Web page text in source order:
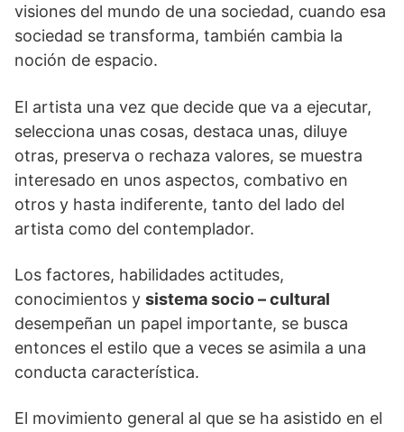
visiones del mundo de una sociedad, cuando esa
sociedad se transforma, también cambia la
noción de espacio.
El artista una vez que decide que va a ejecutar,
selecciona unas cosas, destaca unas, diluye
otras, preserva o rechaza valores, se muestra
interesado en unos aspectos, combativo en
otros y hasta indiferente, tanto del lado del
artista como del contemplador.
Los factores, habilidades actitudes,
conocimientos y sistema socio – cultural
desempeñan un papel importante, se busca
entonces el estilo que a veces se asimila a una
conducta característica.
El movimiento general al que se ha asistido en el